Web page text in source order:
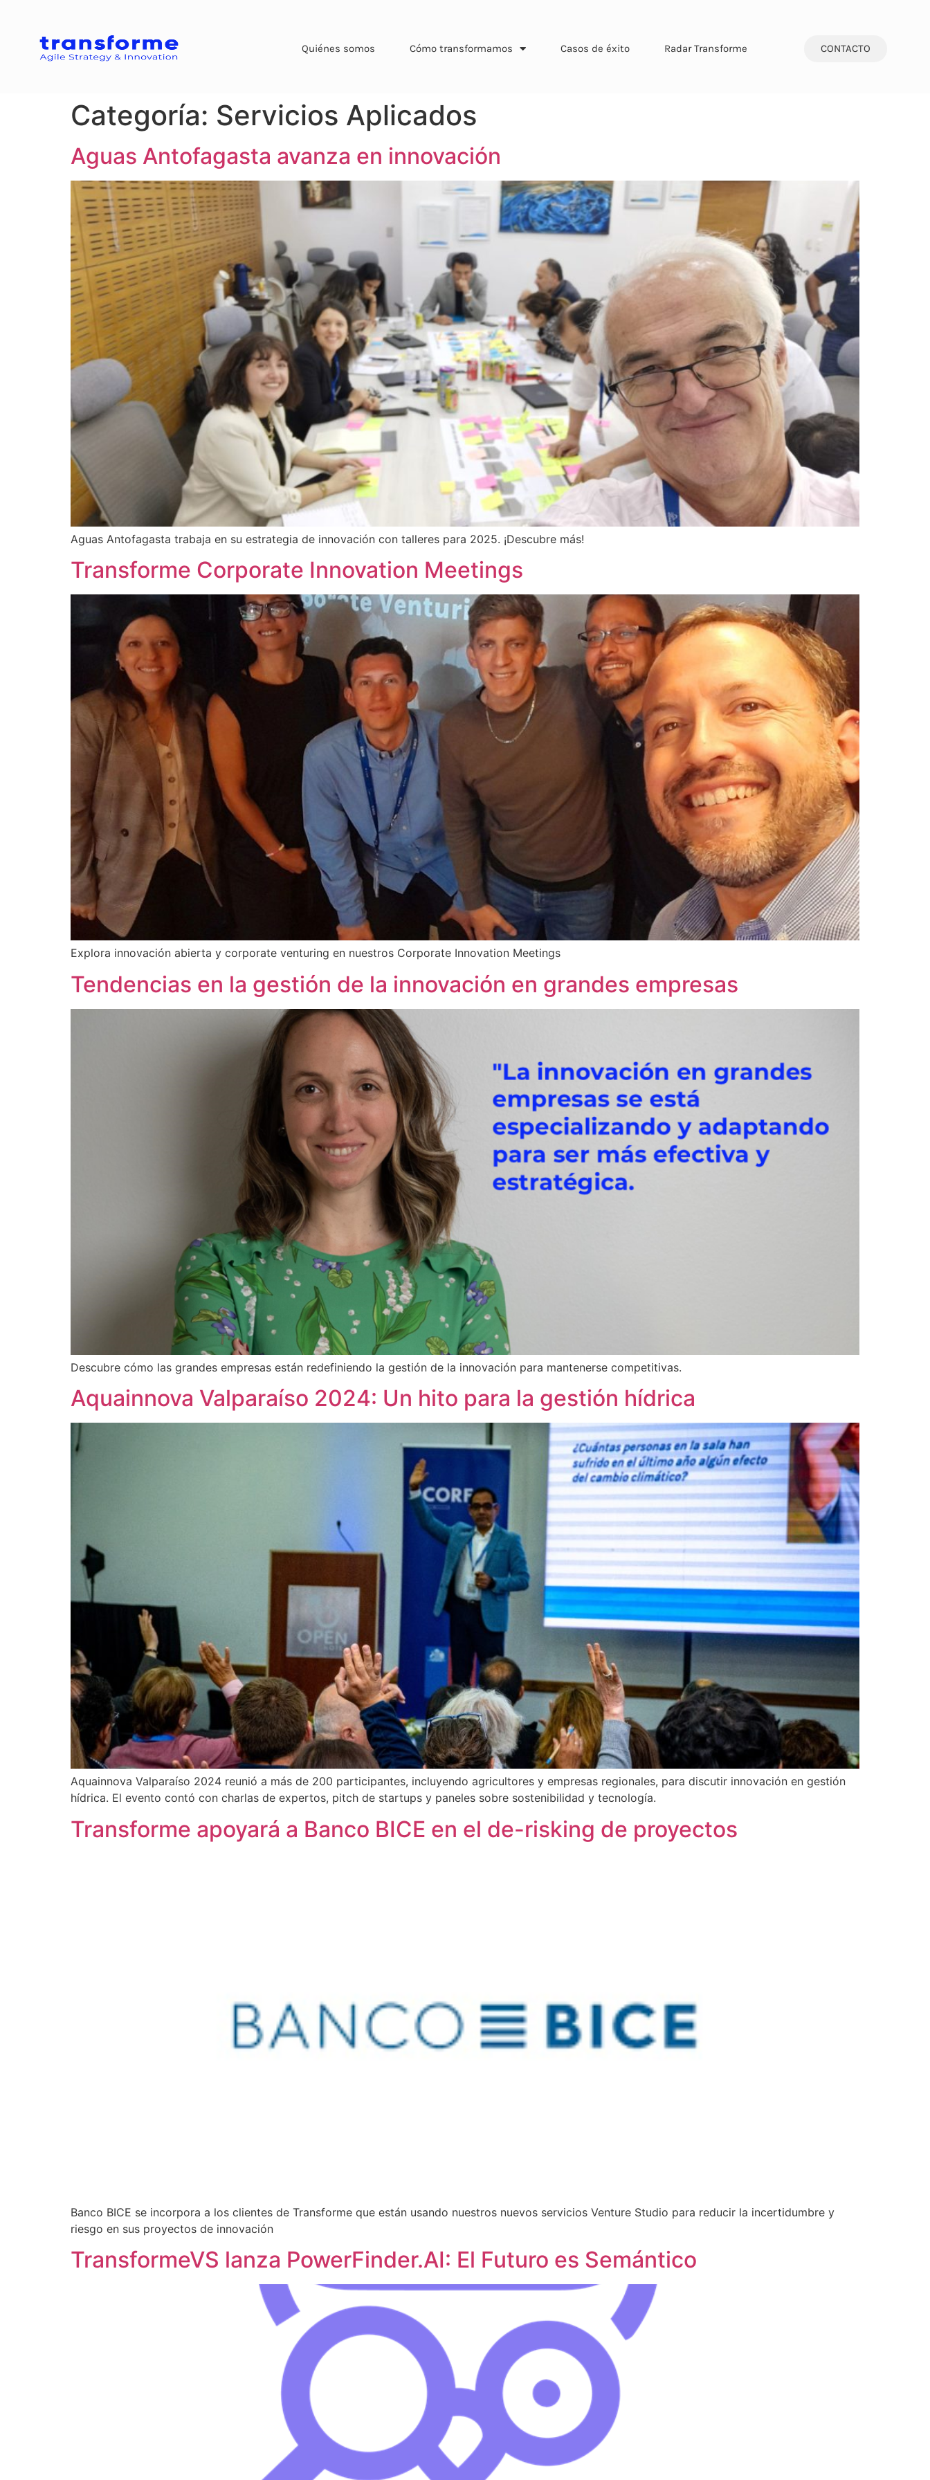
Quiénes somos Cómo transformamos Casos de éxito Radar Transforme CONTACTO
Categoría: Servicios Aplicados
Aguas Antofagasta avanza en innovación
Aguas Antofagasta trabaja en su estrategia de innovación con talleres para 2025. ¡Descubre más!
Transforme Corporate Innovation Meetings
Explora innovación abierta y corporate venturing en nuestros Corporate Innovation Meetings
Tendencias en la gestión de la innovación en grandes empresas
Descubre cómo las grandes empresas están redefiniendo la gestión de la innovación para mantenerse competitivas.
Aquainnova Valparaíso 2024: Un hito para la gestión hídrica
Aquainnova Valparaíso 2024 reunió a más de 200 participantes, incluyendo agricultores y empresas regionales, para discutir innovación en gestión
hídrica. El evento contó con charlas de expertos, pitch de startups y paneles sobre sostenibilidad y tecnología.
Transforme apoyará a Banco BICE en el de-risking de proyectos
Banco BICE se incorpora a los clientes de Transforme que están usando nuestros nuevos servicios Venture Studio para reducir la incertidumbre y
riesgo en sus proyectos de innovación
TransformeVS lanza PowerFinder.AI: El Futuro es Semántico